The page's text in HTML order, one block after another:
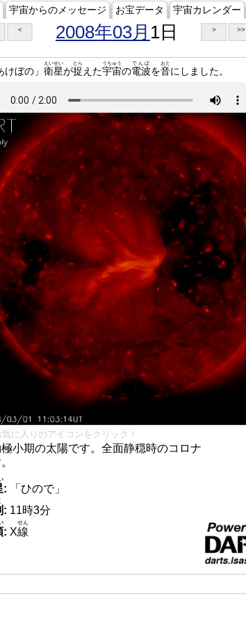
宇宙からのメッセージ お宝データ 宇宙カレンダー
< 2008年03月 1日 > >>
けぼの」 衛星
えいせい
が捉
とら
えた宇宙
うちゅう
の電波
でんぱ
を音
おと
にしました。
に入りのアイコンをクリック！
小期の太陽です。全面静穏時のコロナ
:
「ひので」
: 11時3分
: X線
せん